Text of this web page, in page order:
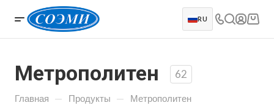
RU
Метрополитен 62
Главная — Продукты — Метрополитен